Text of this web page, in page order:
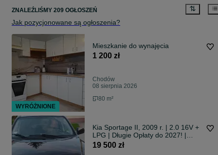
ZNALEŹLIŚMY 209 OGŁOSZEŃ
Jak pozycjonowane są ogłoszenia?
Mieszkanie do wynajęcia
1 200 zł
Chodów
08 sierpnia 2026
80 m²
Kia Sportage II, 2009 r. | 2.0 16V +
LPG | Długie Opłaty do 2027! |
Czarny SUV czekam na Wasze
19 500 zł
WYRÓŻNIONE